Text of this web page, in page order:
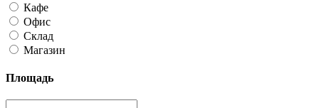
Кафе
Офис
Склад
Магазин
Площадь